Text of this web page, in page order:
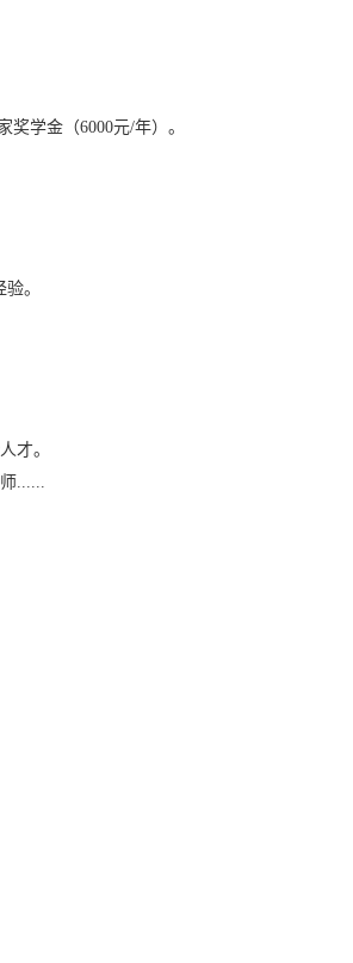
学金（6000元/年）。
。
才。
......